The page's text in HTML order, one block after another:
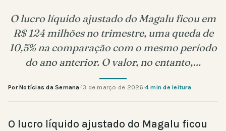
O lucro líquido ajustado do Magalu ficou em
R$ 124 milhões no trimestre, uma queda de
10,5% na comparação com o mesmo período
do ano anterior. O valor, no entanto,…
Por Notícias da Semana·13 de março de 2026·4 min de leitura
O lucro líquido ajustado do Magalu ficou